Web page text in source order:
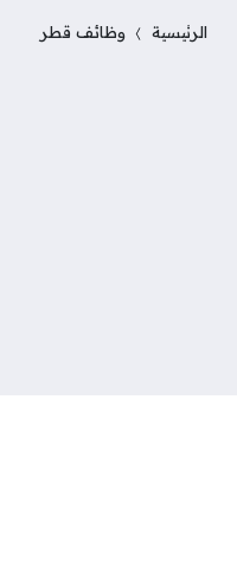
الرئيسية وظائف قطر